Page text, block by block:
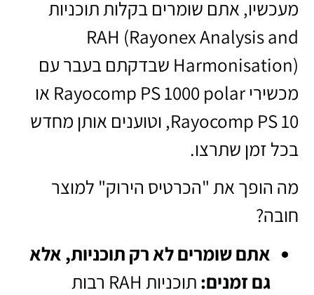
מעכשיו, אתם שומרים בקלות תוכניות
RAH (Rayonex Analysis and
Harmonisation) שבדקתם בעבר עם
מכשירי Rayocomp PS 1000 polar או
Rayocomp PS 10, וטוענים אותן מחדש
בכל זמן שתרצו.
מה הופך את "הכרטיס הירוק" למוצר
חובה?
אתם שומרים לא רק תוכניות, אלא
גם זמנים:
תוכניות RAH רבות